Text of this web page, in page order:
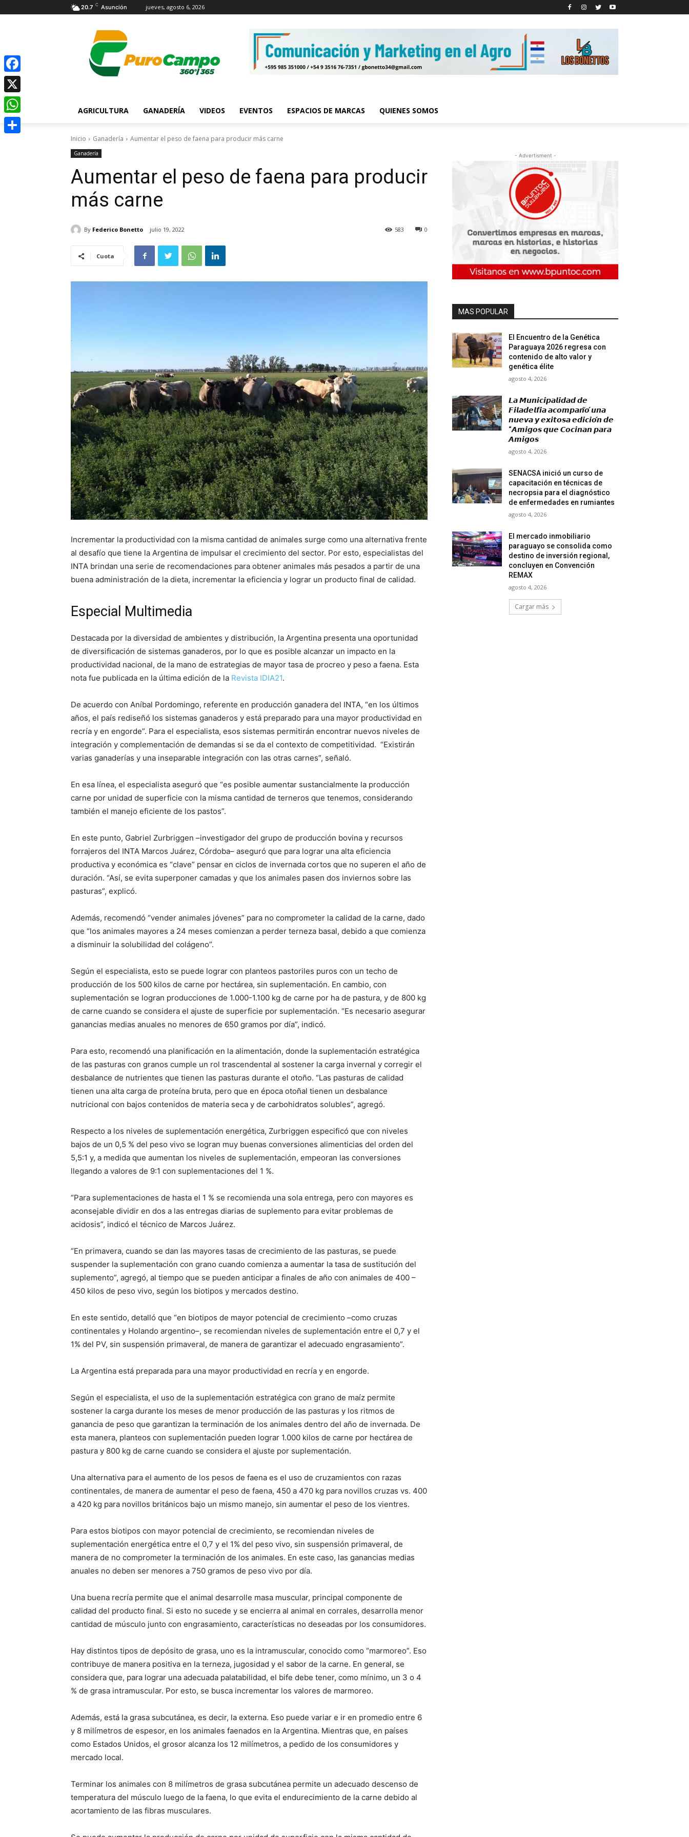
20.7 C Asunción jueves, agosto 6, 2026
AGRICULTURA GANADERÍA VIDEOS EVENTOS ESPACIOS DE MARCAS QUIENES SOMOS
Inicio Ganadería Aumentar el peso de faena para producir más carne
Ganadería
Aumentar el peso de faena para producir
más carne
By Federico Bonetto julio 19, 2022 0
583
Cuota
Incrementar la productividad con la misma cantidad de animales surge como una alternativa frente
al desafío que tiene la Argentina de impulsar el crecimiento del sector. Por esto, especialistas del
INTA brindan una serie de recomendaciones para obtener animales más pesados a partir de una
buena administración de la dieta, incrementar la eficiencia y lograr un producto final de calidad.
Especial Multimedia
Destacada por la diversidad de ambientes y distribución, la Argentina presenta una oportunidad
de diversificación de sistemas ganaderos, por lo que es posible alcanzar un impacto en la
productividad nacional, de la mano de estrategias de mayor tasa de procreo y peso a faena. Esta
nota fue publicada en la última edición de la Revista IDIA21.
De acuerdo con Aníbal Pordomingo, referente en producción ganadera del INTA, “en los últimos
años, el país rediseñó los sistemas ganaderos y está preparado para una mayor productividad en
recría y en engorde”. Para el especialista, esos sistemas permitirán encontrar nuevos niveles de
integración y complementación de demandas si se da el contexto de competitividad. “Existirán
varias ganaderías y una inseparable integración con las otras carnes”, señaló.
En esa línea, el especialista aseguró que “es posible aumentar sustancialmente la producción
carne por unidad de superficie con la misma cantidad de terneros que tenemos, considerando
también el manejo eficiente de los pastos”.
En este punto, Gabriel Zurbriggen –investigador del grupo de producción bovina y recursos
forrajeros del INTA Marcos Juárez, Córdoba– aseguró que para lograr una alta eficiencia
productiva y económica es “clave” pensar en ciclos de invernada cortos que no superen el año de
duración. “Así, se evita superponer camadas y que los animales pasen dos inviernos sobre las
pasturas”, explicó.
Además, recomendó “vender animales jóvenes” para no comprometer la calidad de la carne, dado
que “los animales mayores a 24 meses comienzan a perder terneza basal, debido a que comienza
a disminuir la solubilidad del colágeno”.
Según el especialista, esto se puede lograr con planteos pastoriles puros con un techo de
producción de los 500 kilos de carne por hectárea, sin suplementación. En cambio, con
suplementación se logran producciones de 1.000-1.100 kg de carne por ha de pastura, y de 800 kg
de carne cuando se considera el ajuste de superficie por suplementación. “Es necesario asegurar
ganancias medias anuales no menores de 650 gramos por día”, indicó.
Para esto, recomendó una planificación en la alimentación, donde la suplementación estratégica
de las pasturas con granos cumple un rol trascendental al sostener la carga invernal y corregir el
desbalance de nutrientes que tienen las pasturas durante el otoño. “Las pasturas de calidad
tienen una alta carga de proteína bruta, pero que en época otoñal tienen un desbalance
nutricional con bajos contenidos de materia seca y de carbohidratos solubles”, agregó.
Respecto a los niveles de suplementación energética, Zurbriggen especificó que con niveles
bajos de un 0,5 % del peso vivo se logran muy buenas conversiones alimenticias del orden del
5,5:1 y, a medida que aumentan los niveles de suplementación, empeoran las conversiones
llegando a valores de 9:1 con suplementaciones del 1 %.
“Para suplementaciones de hasta el 1 % se recomienda una sola entrega, pero con mayores es
aconsejable dividir en dos a las entregas diarias de suplemento para evitar problemas de
acidosis”, indicó el técnico de Marcos Juárez.
“En primavera, cuando se dan las mayores tasas de crecimiento de las pasturas, se puede
suspender la suplementación con grano cuando comienza a aumentar la tasa de sustitución del
suplemento”, agregó, al tiempo que se pueden anticipar a finales de año con animales de 400 –
450 kilos de peso vivo, según los biotipos y mercados destino.
En este sentido, detalló que “en biotipos de mayor potencial de crecimiento –como cruzas
continentales y Holando argentino–, se recomiendan niveles de suplementación entre el 0,7 y el
1% del PV, sin suspensión primaveral, de manera de garantizar el adecuado engrasamiento”.
La Argentina está preparada para una mayor productividad en recría y en engorde.
Según el especialista, el uso de la suplementación estratégica con grano de maíz permite
sostener la carga durante los meses de menor producción de las pasturas y los ritmos de
ganancia de peso que garantizan la terminación de los animales dentro del año de invernada. De
esta manera, planteos con suplementación pueden lograr 1.000 kilos de carne por hectárea de
pastura y 800 kg de carne cuando se considera el ajuste por suplementación.
Una alternativa para el aumento de los pesos de faena es el uso de cruzamientos con razas
continentales, de manera de aumentar el peso de faena, 450 a 470 kg para novillos cruzas vs. 400
a 420 kg para novillos británicos bajo un mismo manejo, sin aumentar el peso de los vientres.
Para estos biotipos con mayor potencial de crecimiento, se recomiendan niveles de
suplementación energética entre el 0,7 y el 1% del peso vivo, sin suspensión primaveral, de
manera de no comprometer la terminación de los animales. En este caso, las ganancias medias
anuales no deben ser menores a 750 gramos de peso vivo por día.
Una buena recría permite que el animal desarrolle masa muscular, principal componente de
calidad del producto final. Si esto no sucede y se encierra al animal en corrales, desarrolla menor
cantidad de músculo junto con engrasamiento, características no deseadas por los consumidores.
Hay distintos tipos de depósito de grasa, uno es la intramuscular, conocido como “marmoreo”. Eso
contribuye de manera positiva en la terneza, jugosidad y el sabor de la carne. En general, se
considera que, para lograr una adecuada palatabilidad, el bife debe tener, como mínimo, un 3 o 4
% de grasa intramuscular. Por esto, se busca incrementar los valores de marmoreo.
Además, está la grasa subcutánea, es decir, la externa. Eso puede variar e ir en promedio entre 6
y 8 milímetros de espesor, en los animales faenados en la Argentina. Mientras que, en países
como Estados Unidos, el grosor alcanza los 12 milímetros, a pedido de los consumidores y
mercado local.
Terminar los animales con 8 milímetros de grasa subcutánea permite un adecuado descenso de
temperatura del músculo luego de la faena, lo que evita el endurecimiento de la carne debido al
acortamiento de las fibras musculares.
- Advertisment -
MAS POPULAR
El Encuentro de la Genética
Paraguaya 2026 regresa con
contenido de alto valor y
genética élite
agosto 4, 2026
𝙇𝙖 𝙈𝙪𝙣𝙞𝙘𝙞𝙥𝙖𝙡𝙞𝙙𝙖𝙙 𝙙𝙚
𝙁𝙞𝙡𝙖𝙙𝙚𝙡𝙛𝙞𝙖 𝙖𝙘𝙤𝙢𝙥𝙖𝙣̃𝙤́ 𝙪𝙣𝙖
𝙣𝙪𝙚𝙫𝙖 𝙮 𝙚𝙭𝙞𝙩𝙤𝙨𝙖 𝙚𝙙𝙞𝙘𝙞𝙤́𝙣 𝙙𝙚
“𝘼𝙢𝙞𝙜𝙤𝙨 𝙦𝙪𝙚 𝘾𝙤𝙘𝙞𝙣𝙖𝙣 𝙥𝙖𝙧𝙖
𝘼𝙢𝙞𝙜𝙤𝙨
agosto 4, 2026
SENACSA inició un curso de
capacitación en técnicas de
necropsia para el diagnóstico
de enfermedades en rumiantes
agosto 4, 2026
El mercado inmobiliario
paraguayo se consolida como
destino de inversión regional,
concluyen en Convención
REMAX
agosto 4, 2026
Cargar más
Facebook
X
WhatsApp